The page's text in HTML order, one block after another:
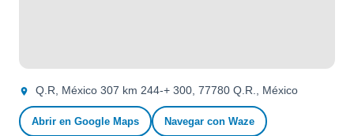
Q.R, México 307 km 244-+ 300, 77780 Q.R., México
Abrir en Google Maps Navegar con Waze